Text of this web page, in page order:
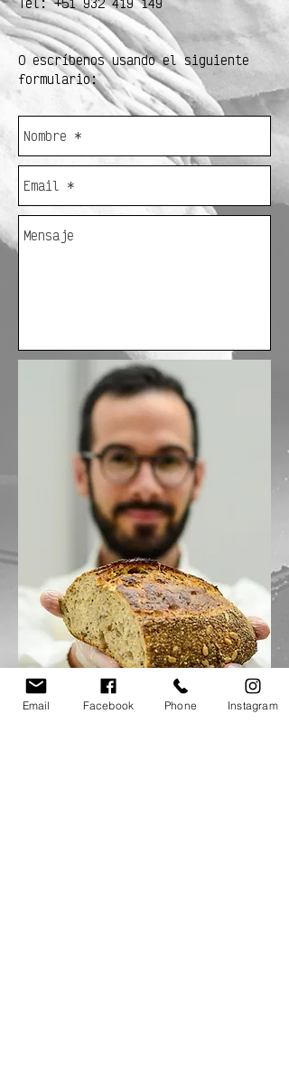
O escríbenos usando el siguiente
formulario:
Enviar
Email Facebook Phone Instagram